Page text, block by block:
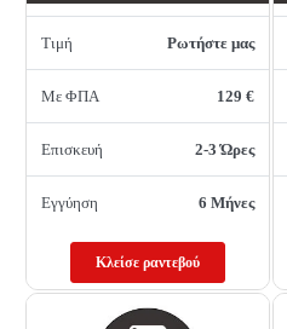
Τιμή Ρωτήστε μας
Με ΦΠΑ 129 €
Επισκευή 2-3 Ώρες
Εγγύηση 6 Μήνες
Κλείσε ραντεβού